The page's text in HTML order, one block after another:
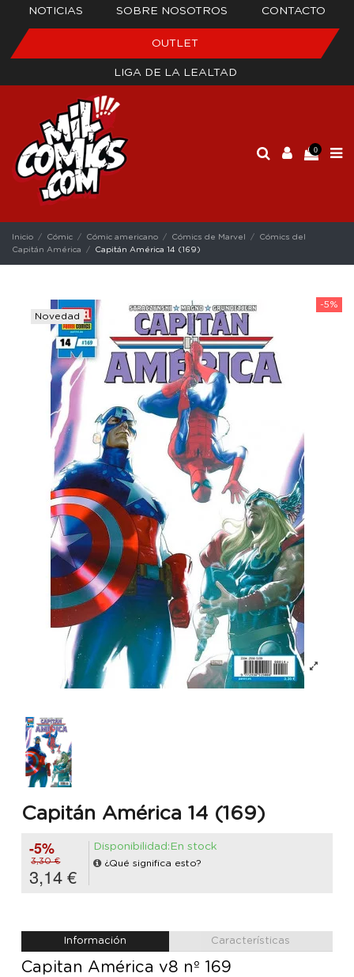
NOTICIAS SOBRE NOSOTROS CONTACTO
OUTLET
LIGA DE LA LEALTAD
0
Inicio Cómic Cómic americano Cómics de Marvel
Cómics del
Capitán América
Capitán América 14 (169)
-5%
Novedad
Capitán América 14 (169)
-5%
3,30 €
3,14 €
Disponibilidad:En stock
¿Qué significa esto?
Información Características
Capitan América v8 nº 169